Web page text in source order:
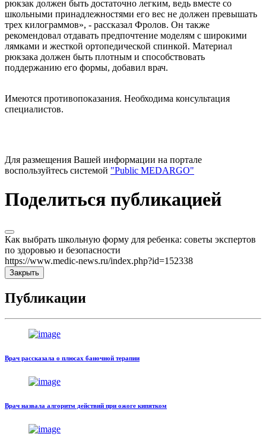
рюкзак должен быть достаточно легким, ведь вместе со
школьными принадлежностями его вес не должен превышать
трех килограммов», - рассказал Фролов. Он также
рекомендовал отдавать предпочтение моделям с широкими
лямками и жесткой ортопедической спинкой. Материал
рюкзака должен быть плотным и способствовать
поддержанию его формы, добавил врач.
Имеются противопоказания. Необходима консультация
специалистов.
Для размещения Вашей информации на портале
воспользуйтесь системой "Public MEDARGO"
Поделиться публикацией
Как выбрать школьную форму для ребенка: советы экспертов
по здоровью и безопасности
https://www.medic-news.ru/index.php?id=152338
Закрыть
Публикации
Врач рассказала о плюсах баночной терапии
Врач назвала алгоритм действий при ожоге кипятком